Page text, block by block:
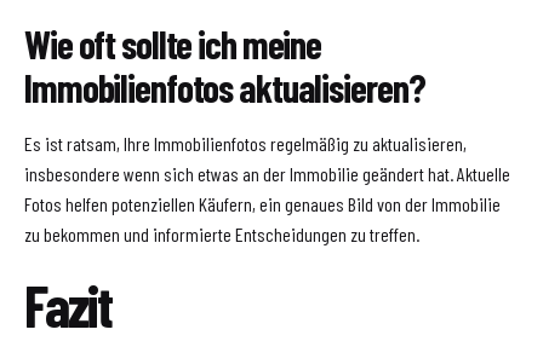
Wie oft sollte ich meine
Immobilienfotos aktualisieren?
Es ist ratsam, Ihre Immobilienfotos regelmäßig zu aktualisieren,
insbesondere wenn sich etwas an der Immobilie geändert hat. Aktuelle
Fotos helfen potenziellen Käufern, ein genaues Bild von der Immobilie
zu bekommen und informierte Entscheidungen zu treffen.
Fazit